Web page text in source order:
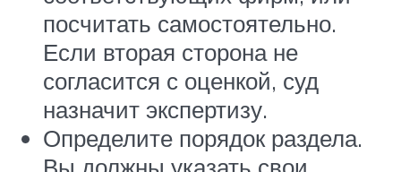
посчитать самостоятельно.
Если вторая сторона не
согласится с оценкой, суд
назначит экспертизу.
Определите порядок раздела.